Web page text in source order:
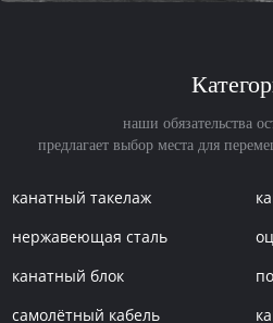
наши обязательства
предлагает выбор места для
канатный такелаж
нержавеющая сталь
канатный блок
самолётный кабель